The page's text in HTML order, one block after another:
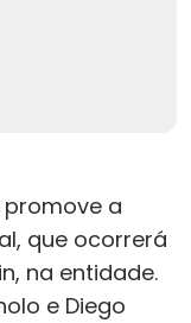
promove a
que ocorrerá
na entidade.
e Diego